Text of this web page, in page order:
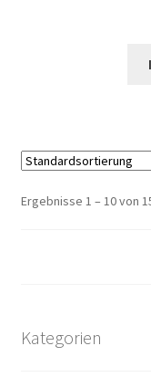
Ergebnisse 1 – 10 von
Kategorien